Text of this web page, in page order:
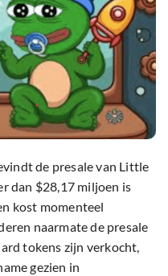
de presale van Little
dan $28,17 miljoen is
kost momenteel
naarmate de presale
tokens zijn verkocht,
gezien in